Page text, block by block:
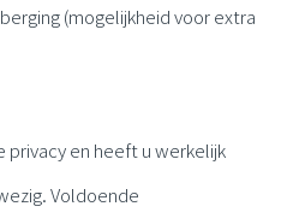
(mogelijkheid voor extra
privacy en heeft u werkelijk
Voldoende